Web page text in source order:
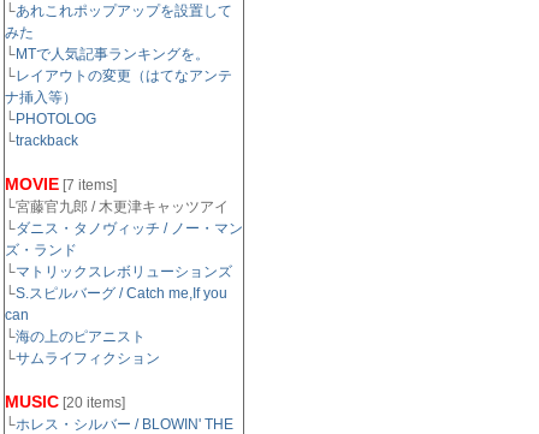
└あれこれポップアップを設置して
みた
└MTで人気記事ランキングを。
└レイアウトの変更（はてなアンテ
ナ挿入等）
└PHOTOLOG
└trackback
MOVIE [7 items]
└宮藤官九郎 / 木更津キャッツアイ
└ダニス・タノヴィッチ / ノー・マン
ズ・ランド
└マトリックスレボリューションズ
└S.スピルバーグ / Catch me,If you
can
└海の上のピアニスト
└サムライフィクション
MUSIC [20 items]
└ホレス・シルバー / BLOWIN' THE